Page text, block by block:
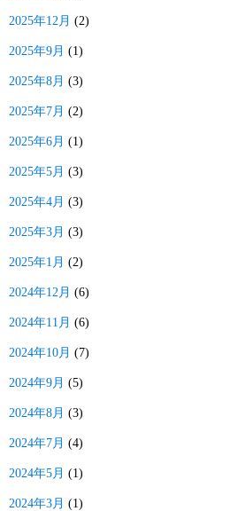
2025年12月 (2)
2025年9月 (1)
2025年8月 (3)
2025年7月 (2)
2025年6月 (1)
2025年5月 (3)
2025年4月 (3)
2025年3月 (3)
2025年1月 (2)
2024年12月 (6)
2024年11月 (6)
2024年10月 (7)
2024年9月 (5)
2024年8月 (3)
2024年7月 (4)
2024年5月 (1)
2024年3月 (1)